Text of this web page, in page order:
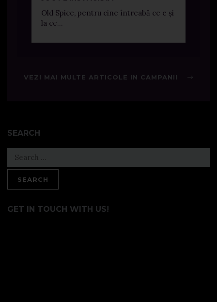
Old Spice, pentru cine întreabă ce e și
la ce...
VEZI MAI MULTE ARTICOLE IN CAMPANII
SEARCH
Search
for:
GET IN TOUCH WITH US!